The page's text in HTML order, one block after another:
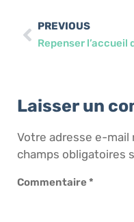
PREVIOUS
Laisser un
Votre adresse e-mail
champs obligatoires
Commentaire*